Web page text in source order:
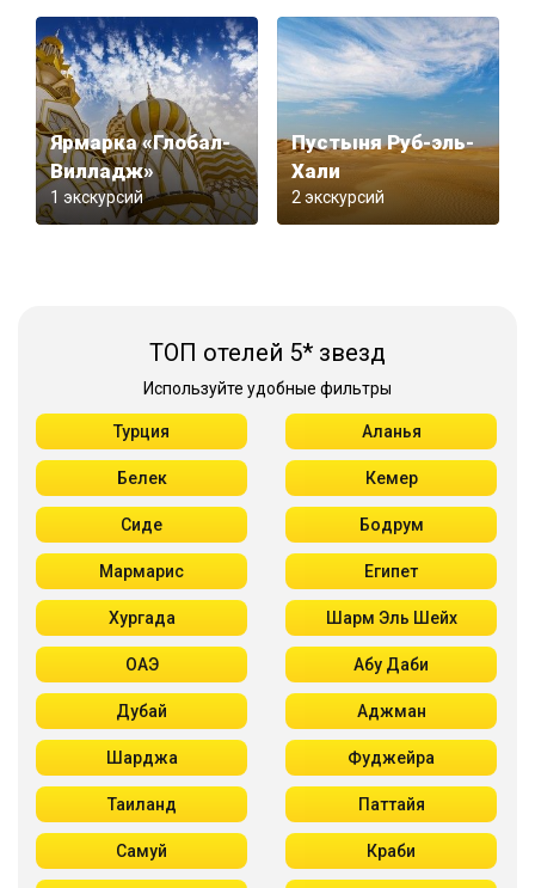
Ярмарка «Глобал-
Вилладж»
1 экскурсий
Пустыня Руб-эль-
Хали
2 экскурсий
ТОП отелей 5* звезд
Используйте удобные фильтры
Турция Аланья
Белек Кемер
Сиде Бодрум
Мармарис Египет
Хургада Шарм Эль Шейх
ОАЭ Абу Даби
Дубай Аджман
Шарджа Фуджейра
Таиланд Паттайя
Самуй Краби